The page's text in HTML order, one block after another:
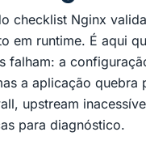
checklist Nginx
em runtime. É aqui
falham: a
a aplicação quebra
upstream
para diagnóstico.